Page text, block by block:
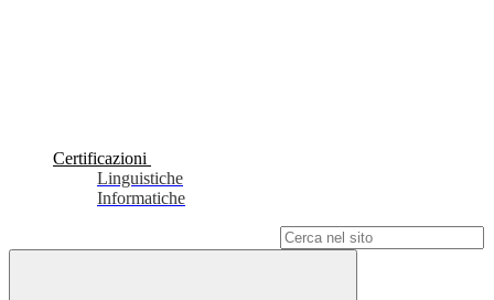
Certificazioni
Linguistiche
Informatiche